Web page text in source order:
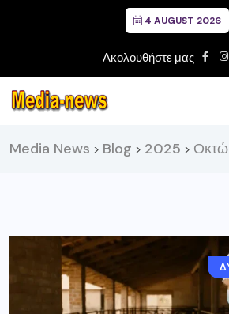
4 AUGUST 2026
Ακολουθήστε μας
Media News > Blog > 2025 >